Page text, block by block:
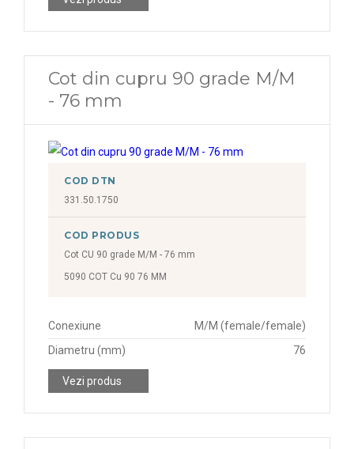
Cot din cupru 90 grade M/M
- 76 mm
COD DTN
331.50.1750
COD PRODUS
Cot CU 90 grade M/M - 76 mm
5090 COT Cu 90 76 MM
Conexiune
M/M (female/female)
Diametru (mm)
76
Vezi produs